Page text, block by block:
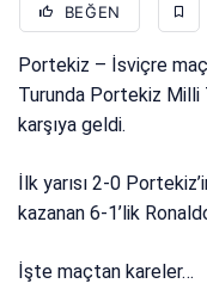
BEĞEN
Portekiz – İsviçre
Turunda Portekiz Milli
karşıya geldi.
İlk yarısı 2-0
kazanan 6-1’lik
İşte maçtan kareler…